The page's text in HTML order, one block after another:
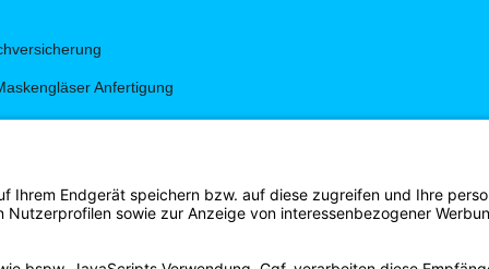
Anfertigung
Shirt Shop